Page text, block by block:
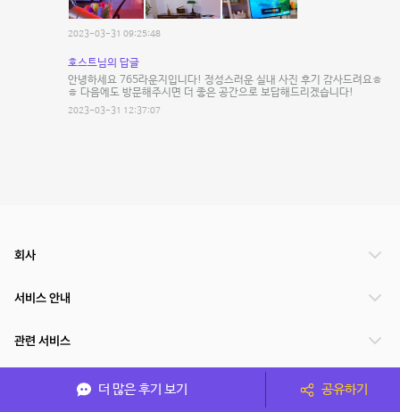
2023-03-31 09:25:48
호스트님의 답글
안녕하세요 765라운지입니다! 정성스러운 실내 사진 후기 감사드려요ㅎ
ㅎ 다음에도 방문해주시면 더 좋은 공간으로 보답해드리겠습니다!
2023-03-31 12:37:07
더 많은 후기 보기 공유하기
회사
서비스 안내
관련 서비스